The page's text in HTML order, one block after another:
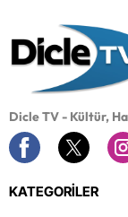
Dicle TV - Kültür,
KATEGORİLER